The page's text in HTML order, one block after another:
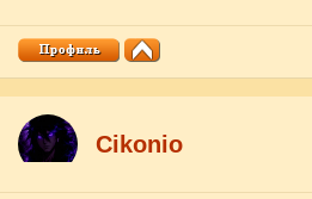
Cikоnio